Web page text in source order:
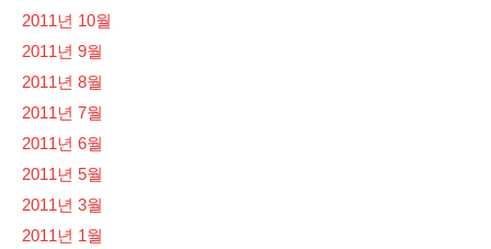
2011년 10월
2011년 9월
2011년 8월
2011년 7월
2011년 6월
2011년 5월
2011년 3월
2011년 1월